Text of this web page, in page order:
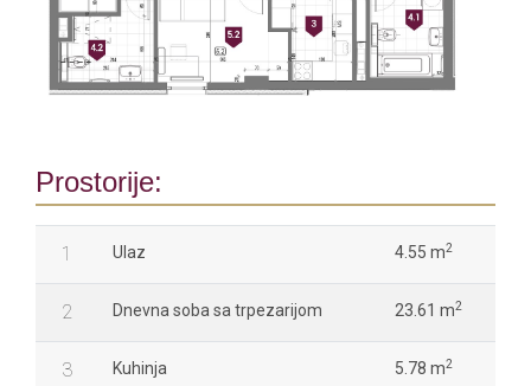
Prostorije:
1 Ulaz 4.55 m2
2 Dnevna soba sa trpezarijom 23.61 m2
3 Kuhinja 5.78 m2